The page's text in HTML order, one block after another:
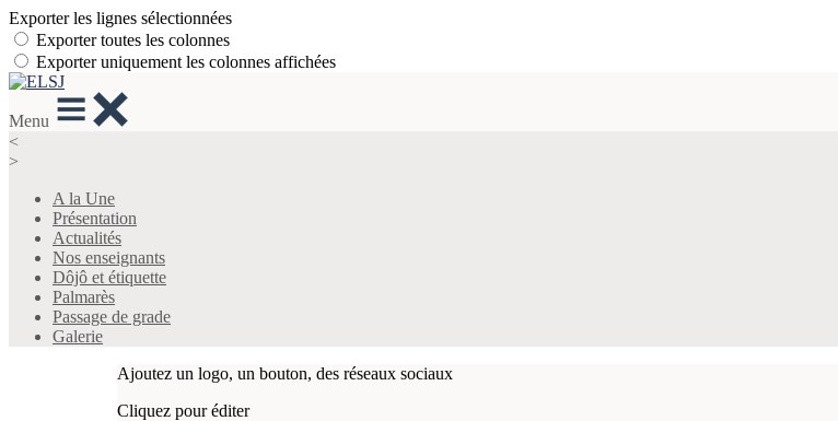
Exporter les lignes sélectionnées
Exporter toutes les colonnes
Exporter uniquement les colonnes affichées
Menu
<
>
A la Une
Présentation
Actualités
Nos enseignants
Dôjô et étiquette
Palmarès
Passage de grade
Galerie
Ajoutez un logo, un bouton, des réseaux sociaux
Cliquez pour éditer